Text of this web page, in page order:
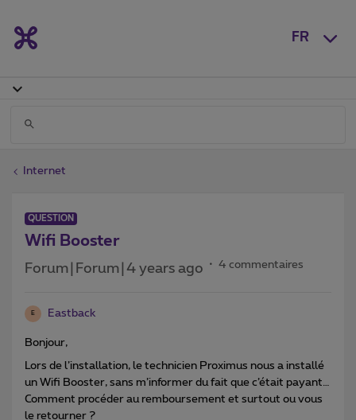
FR
Internet
QUESTION
Wifi Booster
Forum|Forum|4 years ago 4 commentaires
E Eastback
Bonjour,
Lors de l’installation, le technicien Proximus nous a installé
un Wifi Booster, sans m’informer du fait que c’était payant…
Comment procéder au remboursement et surtout ou vous
le retourner ?